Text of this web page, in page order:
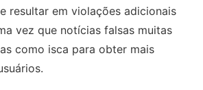
resultar em violações adicionais
vez que notícias falsas muitas
como isca para obter mais